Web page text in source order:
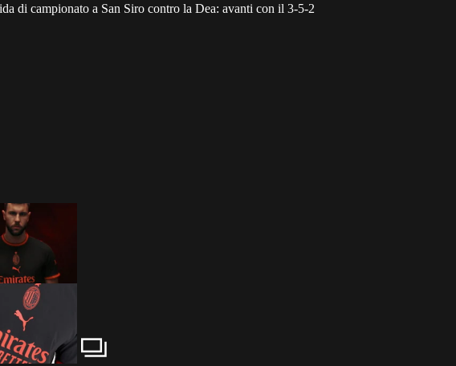
di campionato a San Siro contro la Dea: avanti con il 3-5-2